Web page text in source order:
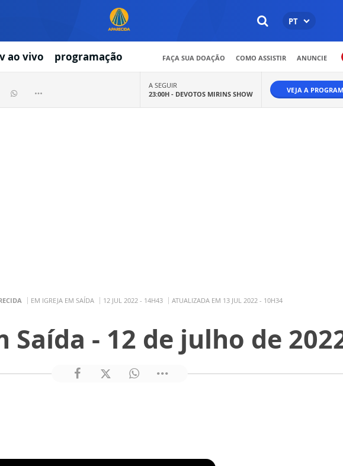
PT
ao vivo programação FAÇA SUA DOAÇÃO COMO ASSISTIR ANUNCIE
A SEGUIR
23:00H - DEVOTOS MIRINS SHOW VEJA A
EM IGREJA EM SAÍDA 12 JUL 2022 - 14H43 ATUALIZADA EM 13 JUL 2022 - 10H34
Saída - 12 de julho de